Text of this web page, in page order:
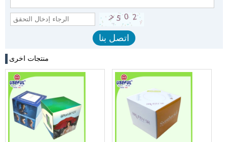
منتجات اخرى